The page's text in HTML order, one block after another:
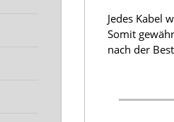
Jedes Kabel
Somit
nach der